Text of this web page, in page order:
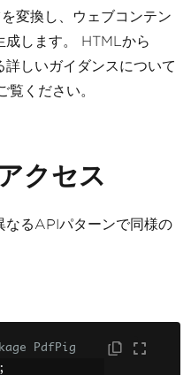
変換し、ウェブコンテン
成します。 HTMLから
しいガイダンスについて
覧ください。
クセス
なるAPIパターンで同様の
PdfPig
;